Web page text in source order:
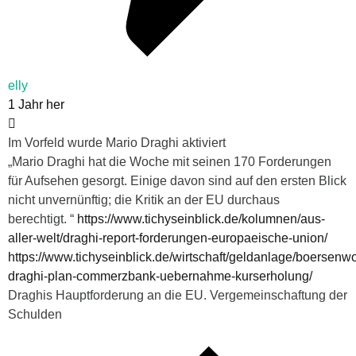
elly
1 Jahr her
Im Vorfeld wurde Mario Draghi aktiviert
„Mario Draghi hat die Woche mit seinen 170 Forderungen
für Aufsehen gesorgt. Einige davon sind auf den ersten Blick
nicht unvernünftig; die Kritik an der EU durchaus
berechtigt. “ https://www.tichyseinblick.de/kolumnen/aus-
aller-welt/draghi-report-forderungen-europaeische-union/
https://www.tichyseinblick.de/wirtschaft/geldanlage/
draghi-plan-commerzbank-uebernahme-kurserholung/
Draghis Hauptforderung an die EU. Vergemeinschaftung der
Schulden